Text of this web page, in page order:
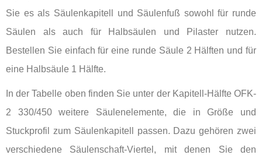
Sie es als Säulenkapitell und Säulenfuß sowohl für runde
Säulen als auch für Halbsäulen und Pilaster nutzen.
Bestellen Sie einfach für eine runde Säule 2 Hälften und für
eine Halbsäule 1 Hälfte.
In der Tabelle oben finden Sie unter der Kapitell-Hälfte OFK-
2 330/450 weitere Säulenelemente, die in Größe und
Stuckprofil zum Säulenkapitell passen. Dazu gehören zwei
verschiedene Säulenschaft-Viertel, mit denen Sie den